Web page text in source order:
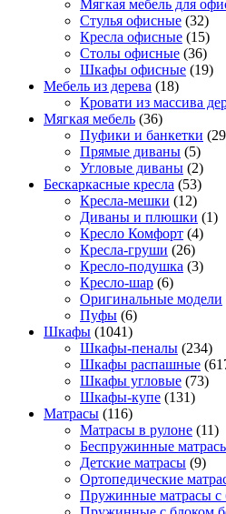
Мягкая мебель для
Стулья офисные (32)
Кресла офисные (15)
Столы офисные (36)
Шкафы офисные (19)
Мебель из дерева (18)
Кровати из массива
Мягкая мебель (36)
Пуфики и банкетки
Прямые диваны (5)
Угловые диваны (2)
Бескаркасные кресла (53)
Кресла-мешки (12)
Диваны и плюшки (1)
Кресло Комфорт (4)
Кресла-груши (26)
Кресло-подушка (3)
Кресло-шар (6)
Оригинальные модели
Пуфы (6)
Шкафы (1041)
Шкафы-пеналы (234)
Шкафы распашные
Шкафы угловые (73)
Шкафы-купе (131)
Матрасы (116)
Матрасы в рулоне (11)
Беспружинные
Детские матрасы (9)
Ортопедические
Пружинные матрасы с